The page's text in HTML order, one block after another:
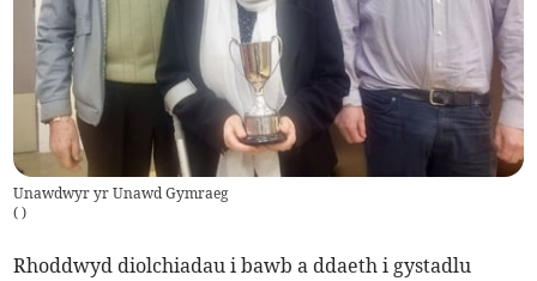
Unawdwyr yr Unawd Gymraeg
( )
Rhoddwyd diolchiadau i bawb a ddaeth i gystadlu